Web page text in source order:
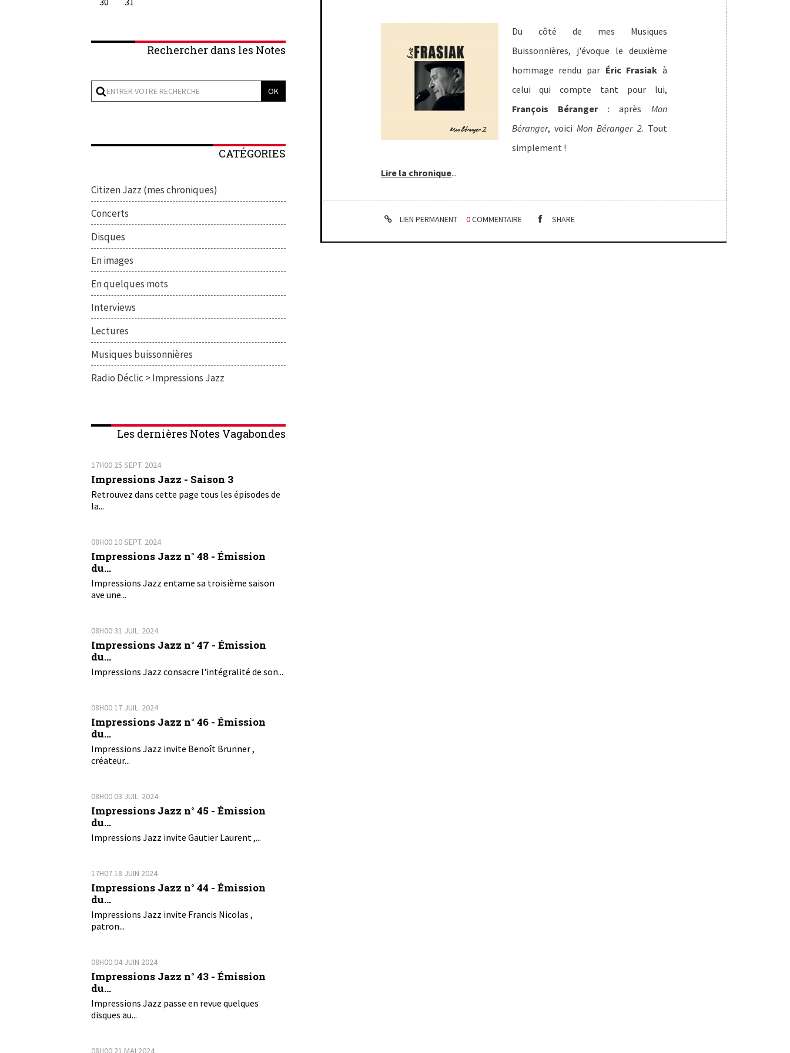
Rechercher dans les Notes
CATÉGORIES
Citizen Jazz (mes chroniques)
Concerts
Disques
En images
En quelques mots
Interviews
Lectures
Musiques buissonnières
Radio Déclic > Impressions Jazz
Les dernières Notes Vagabondes
17H00 25 SEPT. 2024
Impressions Jazz - Saison 3
Retrouvez dans cette page tous les épisodes de
la...
08H00 10SEPT. 2024
Impressions Jazz n° 48 - Émission
du...
Impressions Jazz entame sa troisième saison
ave une...
08H0031 JUIL. 2024
Impressions Jazz n° 47 - Émission
du...
Impressions Jazz consacre l'intégralité de son...
08H00 17 JUIL. 2024
Impressions Jazz n° 46 - Émission
du...
Impressions Jazz invite Benoît Brunner ,
créateur...
08H00 03 JUIL. 2024
Impressions Jazz n° 45 - Émission
du...
Impressions Jazz invite Gautier Laurent ,...
17H07 18 JUIN 2024
Impressions Jazz n° 44 - Émission
du...
Impressions Jazz invite Francis Nicolas ,
patron...
08H00 04 JUIN 2024
Impressions Jazz n° 43 - Émission
du...
Impressions Jazz passe en revue quelques
disques au...
08H00 21 MAI 2024
Du côté de mes Musiques
Buissonnières, j'évoque le deuxième
hommage rendu par Éric Frasiak à
celui qui compte tant pour lui,
François Béranger: après Mon
Béranger, voiciMon Béranger 2. Tout
simplement !
Lire la chronique...
LIEN PERMANENT 0COMMENTAIRE SHARE